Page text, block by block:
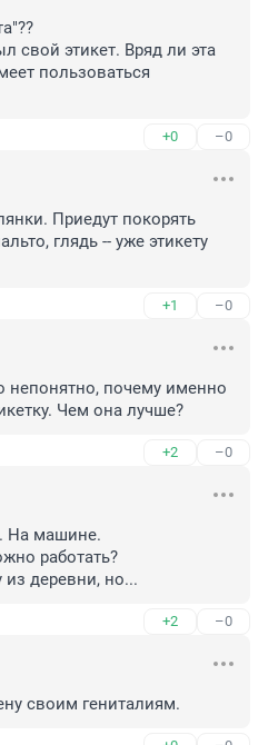
свой этикет. Вряд ли эта
пользоваться
+0 –0
Приедут покорять
глядь -- уже этикету
+1 –0
непонятно, почему именно
Чем она лучше?
+2 –0
На машине.
работать?
деревни, но...
+2 –0
своим гениталиям.